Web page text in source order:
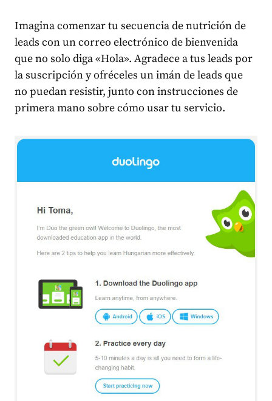
Imagina comenzar tu secuencia de nutrición de
leads con un correo electrónico de bienvenida
que no solo diga «Hola». Agradece a tus leads por
la suscripción y ofréceles un imán de leads que
no puedan resistir, junto con instrucciones de
primera mano sobre cómo usar tu servicio.